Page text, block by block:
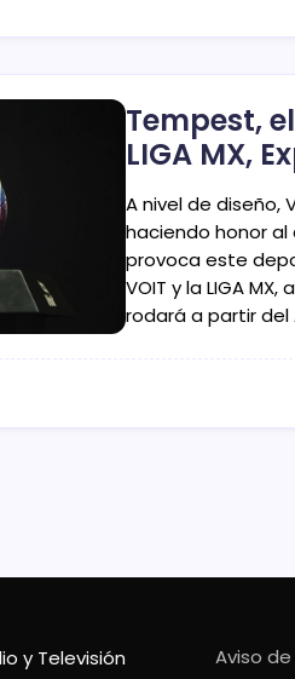
Tempest,
LIGA MX,
A nivel de diseño,
haciendo honor
provoca este
VOIT y la LIGA
rodará a partir del
y Televisión
Aviso